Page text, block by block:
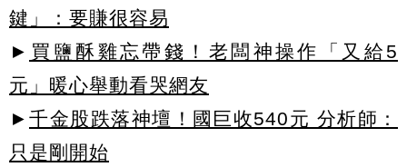
鍵」：要賺很容易
► 買鹽酥雞忘帶錢！老闆神操作「又給5
元」暖心舉動看哭網友
► 千金股跌落神壇！國巨收540元 分析師：
只是剛開始